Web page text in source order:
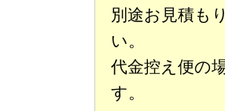
別途お見積も
い。
代金控え便の
す。